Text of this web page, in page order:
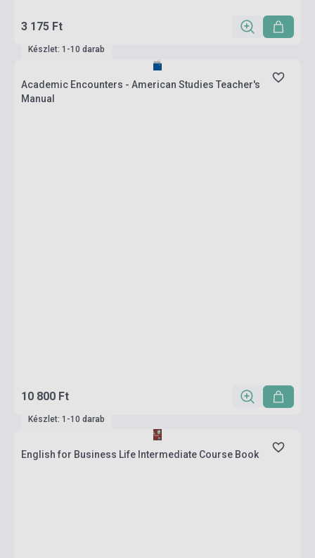
3 175 Ft
Készlet: 1-10 darab
Academic Encounters - American Studies Teacher's
Manual
10 800 Ft
Készlet: 1-10 darab
English for Business Life Intermediate Course Book